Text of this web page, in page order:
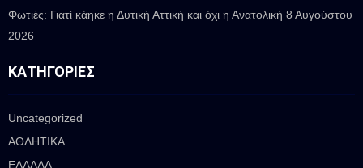
Φωτιές: Γιατί κάηκε η Δυτική Αττική και όχι η Ανατολική 8 Αυγούστου
2026
ΚΑΤΗΓΟΡΊΕΣ
Uncategorized
ΑΘΛΗΤΙΚΑ
ΕΛΛΑΔΑ